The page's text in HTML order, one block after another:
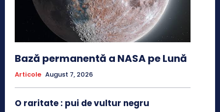
Bază permanentă a NASA pe Lună
Articole August 7, 2026
O raritate : pui de vultur negru